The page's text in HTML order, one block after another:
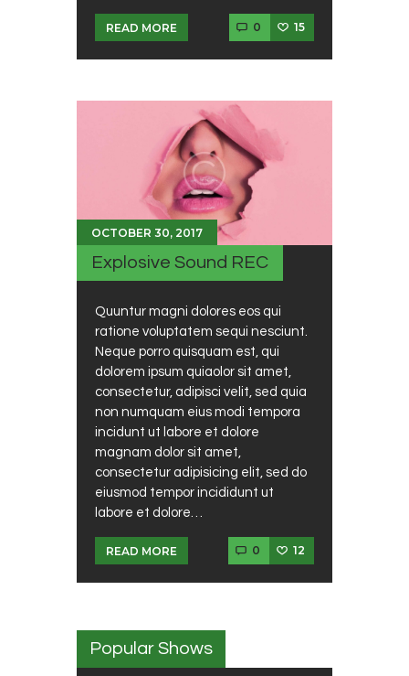
READ MORE 0 15
OCTOBER 30, 2017
Explosive Sound REC
Quuntur magni dolores eos qui
ratione voluptatem sequi nesciunt.
Neque porro quisquam est, qui
dolorem ipsum quiaolor sit amet,
consectetur, adipisci velit, sed quia
non numquam eius modi tempora
incidunt ut labore et dolore
magnam dolor sit amet,
consectetur adipisicing elit, sed do
eiusmod tempor incididunt ut
labore et dolore…
READ MORE 0 12
Popular Shows